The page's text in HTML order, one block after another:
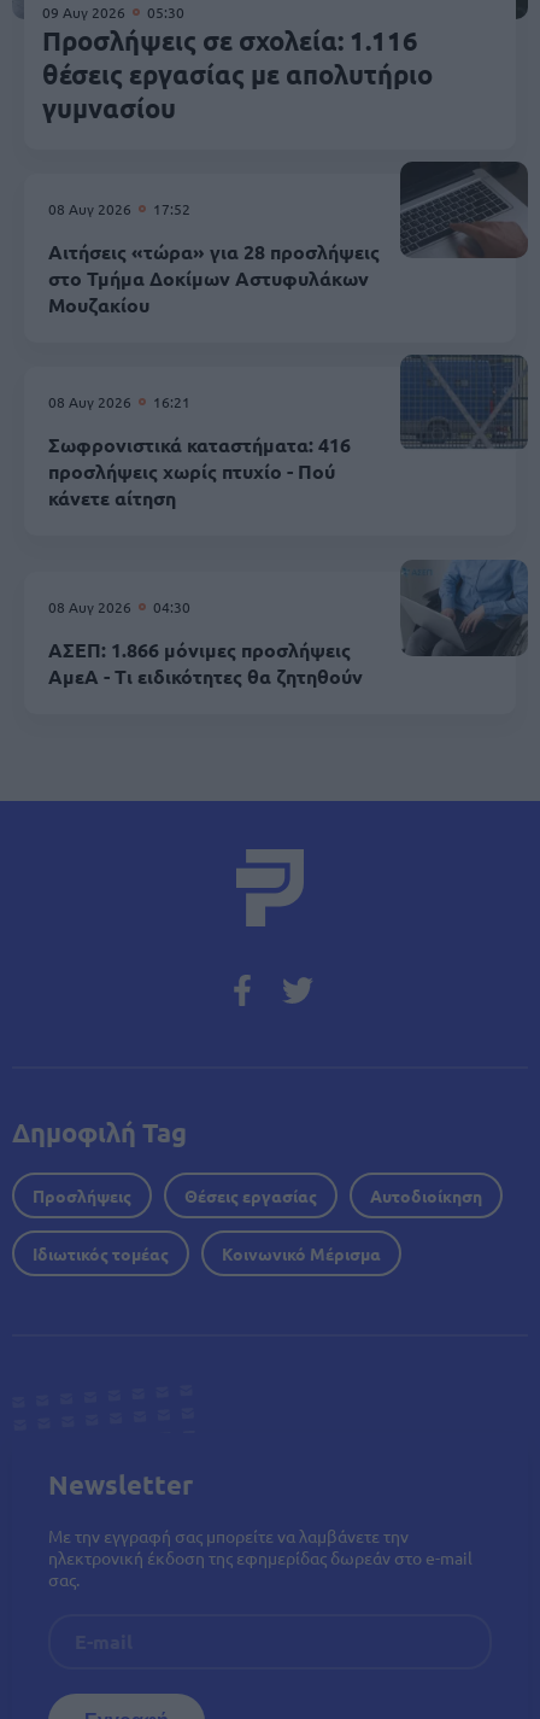
09 Αυγ 2026 05:30
Προσλήψεις σε σχολεία: 1.116
θέσεις εργασίας με απολυτήριο
γυμνασίου
08 Αυγ 2026 17:52
Αιτήσεις «τώρα» για 28 προσλήψεις
στο Τμήμα Δοκίμων Αστυφυλάκων
Mουζακίου
08 Αυγ 2026 16:21
Σωφρονιστικά καταστήματα: 416
προσλήψεις χωρίς πτυχίο - Πού
κάνετε αίτηση
08 Αυγ 2026 04:30
ΑΣΕΠ: 1.866 μόνιμες προσλήψεις
ΑμεΑ - Τι ειδικότητες θα ζητηθούν
Δημοφιλή Tag
Προσλήψεις Θέσεις εργασίας Αυτοδιοίκηση
Ιδιωτικός τομέας Κοινωνικό Μέρισμα
Newsletter
Με την εγγραφή σας μπορείτε να λαμβάνετε την
ηλεκτρονική έκδοση της εφημερίδας δωρεάν στο e-mail
σας.